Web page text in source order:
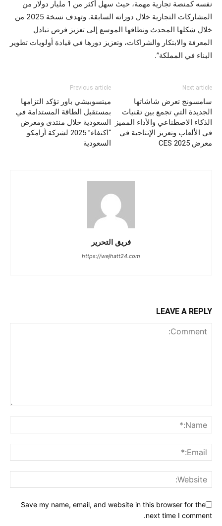
نفسه كمنصة تجارية مهمة، حيث سهل أكثر من 1 مليار دولار من
المشاركات التجارية خلال دوراته السابقة. وتهدف نسخة 2025 من
خلال شكلها المحدث ونطاقها الموسع إلى تعزيز فرص تبادل
المعرفة والابتكار والشراكات، وتعزيز دورها في قيادة أولويات تطوير
البناء في المملكة”.
Previous article
ميتسوبيشي باور تؤكد التزامها
بمستقبل الطاقة المستدامة في
السعودية خلال منتدى ومعرض
“اكتفاء” 2025 لشركة أرامكو
السعودية
Next article
سامسونج تعرض شاشاتها
الجديدة التي تجمع بين تقنيات
الذكاء الاصطناعي والأداء المميز
في الألعاب وتعزيز الإنتاجية في
معرض 2025 CES
فريق التحرير
https://wejhatt24.com
LEAVE A REPLY
Save my name, email, and website in this browser for the
next time I comment.